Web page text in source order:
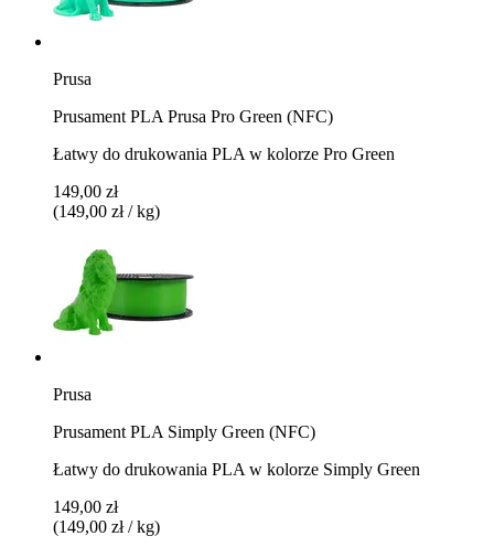
Prusa
Prusament PLA Prusa Pro Green (NFC)
Łatwy do drukowania PLA w kolorze Pro Green
149,00 zł
(149,00 zł / kg)
Prusa
Prusament PLA Simply Green (NFC)
Łatwy do drukowania PLA w kolorze Simply Green
149,00 zł
(149,00 zł / kg)